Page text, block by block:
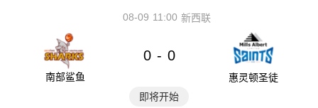
11:00
08-09 新西联
南部鲨鱼
0 - 0
惠灵顿圣徒
即将开始